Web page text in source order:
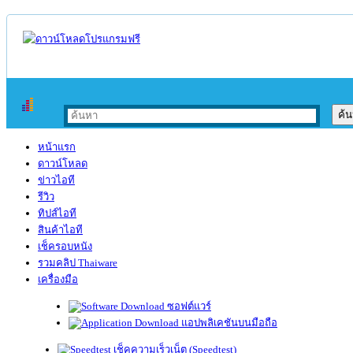
หน้าแรก
ดาวน์โหลด
ข่าวไอที
รีวิว
ทิปส์ไอที
สินค้าไอที
เช็ครอบหนัง
รวมคลิป Thaiware
เครื่องมือ
ซอฟต์แวร์
แอปพลิเคชันบนมือถือ
เช็คความเร็วเน็ต (Speedtest)